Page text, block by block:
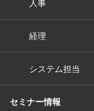
経理
システム担当
セミナー情報